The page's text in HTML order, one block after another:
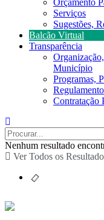
Orçamento
Serviços
Sugestões,
Balcão Virtual
Transparência
Município
Programas,
Contratação
Nenhum resultado
Ver Todos os